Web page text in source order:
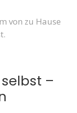
von zu Hause
–